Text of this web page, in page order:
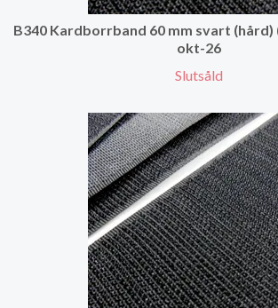
B340 Kardborrband 60 mm svart (hård)
okt-26
Slutsåld